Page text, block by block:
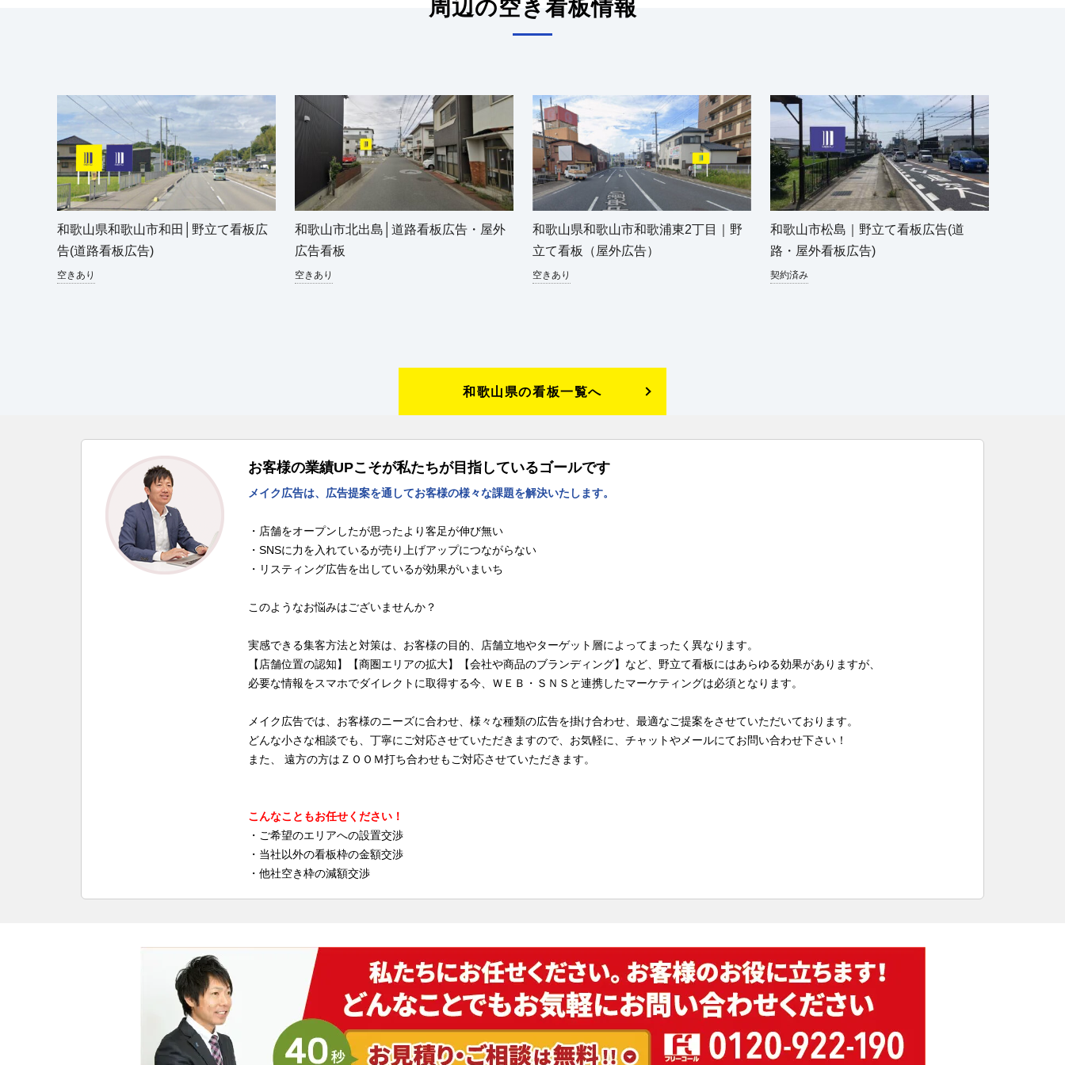
周辺の空き看板情報
和歌山県和歌山市和田│野立て看板広
告(道路看板広告)
空きあり
和歌山市北出島│道路看板広告・屋外
広告看板
空きあり
和歌山県和歌山市和歌浦東2丁目｜野
立て看板（屋外広告）
空きあり
和歌山市松島｜野立て看板広告(道
路・屋外看板広告)
契約済み
和歌山県の看板一覧へ
お客様の業績UPこそが私たちが目指しているゴールです
メイク広告は、広告提案を通してお客様の様々な課題を解決いたします。
・店舗をオープンしたが思ったより客足が伸び無い
・SNSに力を入れているが売り上げアップにつながらない
・リスティング広告を出しているが効果がいまいち
このようなお悩みはございませんか？
実感できる集客方法と対策は、お客様の目的、店舗立地やターゲット層によってまったく異なります。
【店舗位置の認知】【商圏エリアの拡大】【会社や商品のブランディング】など、野立て看板にはあらゆる効果がありますが、
必要な情報をスマホでダイレクトに取得する今、ＷＥＢ・ＳＮＳと連携したマーケティングは必須となります。
メイク広告では、お客様のニーズに合わせ、様々な種類の広告を掛け合わせ、最適なご提案をさせていただいております。
どんな小さな相談でも、丁寧にご対応させていただきますので、お気軽に、チャットやメールにてお問い合わせ下さい！
また、 遠方の方はＺＯＯＭ打ち合わせもご対応させていただきます。
こんなこともお任せください！
・ご希望のエリアへの設置交渉
・当社以外の看板枠の金額交渉
・他社空き枠の減額交渉